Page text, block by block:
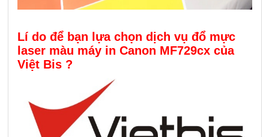
Lí do để bạn lựa chọn dịch vụ đổ mực
laser màu máy in Canon MF729cx của
Việt Bis ?